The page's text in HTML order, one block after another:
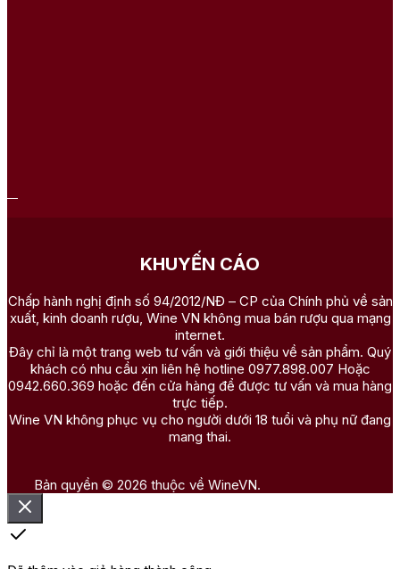
KHUYẾN CÁO
Chấp hành nghị định số 94/2012/NĐ – CP của Chính phủ về sản
xuất, kinh doanh rượu, Wine VN không mua bán rượu qua mạng
internet.
Đây chỉ là một trang web tư vấn và giới thiệu về sản phẩm. Quý
khách có nhu cầu xin liên hệ hotline 0977.898.007 Hoặc
0942.660.369 hoặc đến cửa hàng để được tư vấn và mua hàng
trực tiếp.
Wine VN không phục vụ cho người dưới 18 tuổi và phụ nữ đang
mang thai.
Bản quyền © 2026 thuộc về WineVN.